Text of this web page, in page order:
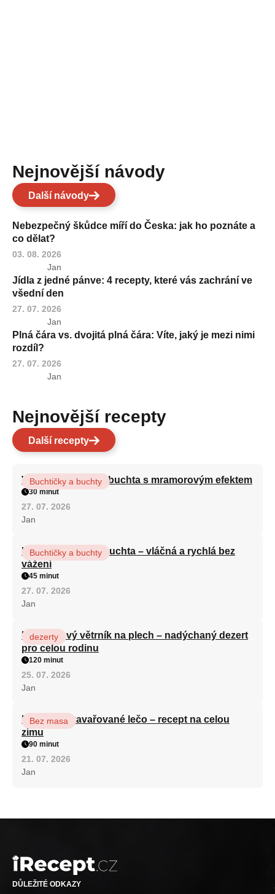
Nejnovější návody
Další návody
Nebezpečný škůdce míří do Česka: jak ho poznáte a
co dělat?
03. 08. 2026
Jan
Jídla z jedné pánve: 4 recepty, které vás zachrání ve
všední den
27. 07. 2026
Jan
Plná čára vs. dvojitá plná čára: Víte, jaký je mezi nimi
rozdíl?
27. 07. 2026
Jan
Nejnovější recepty
Další recepty
Vláčná olejová litá buchta s mramorovým efektem
Buchtičky a buchty
30 minut
27. 07. 2026
Jan
Hrnková maková buchta – vláčná a rychlá bez
vážení
Buchtičky a buchty
45 minut
27. 07. 2026
Jan
Karamelový větrník na plech – nadýchaný dezert
pro celou rodinu
dezerty
120 minut
25. 07. 2026
Jan
Babiččino zavařované lečo – recept na celou
zimu
Bez masa
90 minut
21. 07. 2026
Jan
DŮLEŽITÉ ODKAZY